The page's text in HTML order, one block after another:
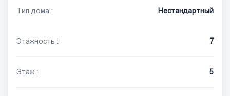
Тип дома : Нестандартный
Этажность : 7
Этаж : 5